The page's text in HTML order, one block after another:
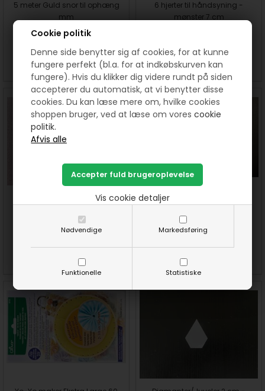
Cookie politik
Denne side benytter sig af cookies, for at kunne
fungere perfekt (bl.a. for at indkøbskurven kan
fungere). Hvis du klikker dig videre rundt på siden
accepterer du automatisk, at vi benytter disse
cookies. Du kan læse mere om, hvilke cookies
shoppen bruger, ved at læse om vorescookie
politik.
Nødvendige Markedsføring
Funktionelle Statistiske
Vis cookie detaljer
5 meter Guld snor til ophæng
mm
10,00
SE MERE KØB
6 hjerter til håndsyning -
mønster 7 cm
SE MERE KØB
5 stk flag røde Patchworkstof
40,00DKK
KØB
5 stk flag røde Patchworkstof
40,00DKK
SE MERE